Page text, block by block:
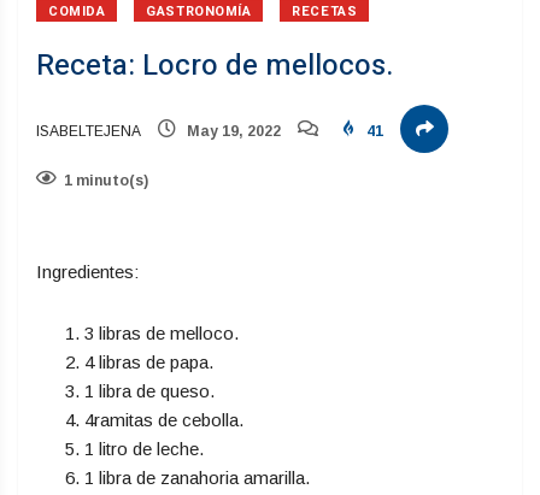
COMIDA GASTRONOMÍA RECETAS
Receta: Locro de mellocos.
ISABELTEJENA May 19, 2022 41
1 minuto(s)
Ingredientes:
3 libras de melloco.
4 libras de papa.
1 libra de queso.
4ramitas de cebolla.
1 litro de leche.
1 libra de zanahoria amarilla.